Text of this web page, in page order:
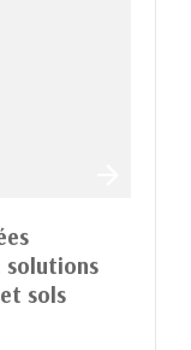
solutions
sols